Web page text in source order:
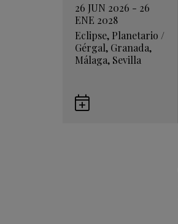
26 JUN 2026 - 26
ENE 2028
Eclipse, Planetario /
Gérgal, Granada,
Málaga, Sevilla